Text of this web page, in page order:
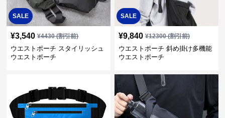
SALE
¥3,540 ¥4430(割引前)
ウエストポーチ スタイリッシュ
ウエストポーチ
SALE
¥9,840 ¥12300(割引前)
ウエストポーチ 斜め掛け多機能
ウエストポーチ